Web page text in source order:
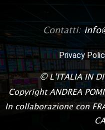
Contatti:
Privacy
© L’ITALIA IN
CopyrightANDREA
In collaborazione con